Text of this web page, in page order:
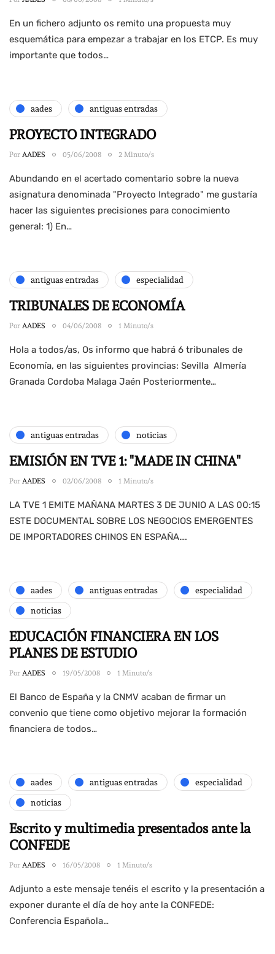
En un fichero adjunto os remito una propuesta muy
esquemática para empezar a trabajar en los ETCP. Es muy
importante que todos…
aades antiguas entradas
PROYECTO INTEGRADO
Por AADES 05/06/2008 2 Minuto/s
Abundando en el acertado comentario sobre la nueva
asignatura denominada "Proyecto Integrado" me gustaría
hacer las siguientes precisiones para conocimiento
general: 1) En…
antiguas entradas especialidad
TRIBUNALES DE ECONOMÍA
Por AADES 04/06/2008 1 Minuto/s
Hola a todos/as, Os informo que habrá 6 tribunales de
Economía, en las siguientes provincias: Sevilla Almería
Granada Cordoba Malaga Jaén Posteriormente…
antiguas entradas noticias
EMISIÓN EN TVE 1: "MADE IN CHINA"
Por AADES 02/06/2008 1 Minuto/s
LA TVE 1 EMITE MAÑANA MARTES 3 DE JUNIO A LAS 00:15
ESTE DOCUMENTAL SOBRE LOS NEGOCIOS EMERGENTES
DE IMPORTADORES CHINOS EN ESPAÑA….
aades antiguas entradas especialidad
noticias
EDUCACIÓN FINANCIERA EN LOS
PLANES DE ESTUDIO
Por AADES 19/05/2008 1 Minuto/s
El Banco de España y la CNMV acaban de firmar un
convenio que tiene como objetivo mejorar la formación
financiera de todos…
aades antiguas entradas especialidad
noticias
Escrito y multimedia presentados ante la
CONFEDE
Por AADES 16/05/2008 1 Minuto/s
Adjunto a este mensaje tenéis el escrito y la presentación a
exponer durante el día de hoy ante la CONFEDE:
Conferencia Española…